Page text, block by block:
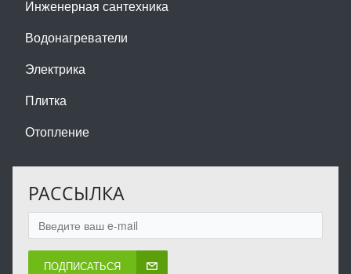
Инженерная сантехника
Водонагреватели
Электрика
Плитка
Отопление
РАССЫЛКА
ПОДПИСАТЬСЯ